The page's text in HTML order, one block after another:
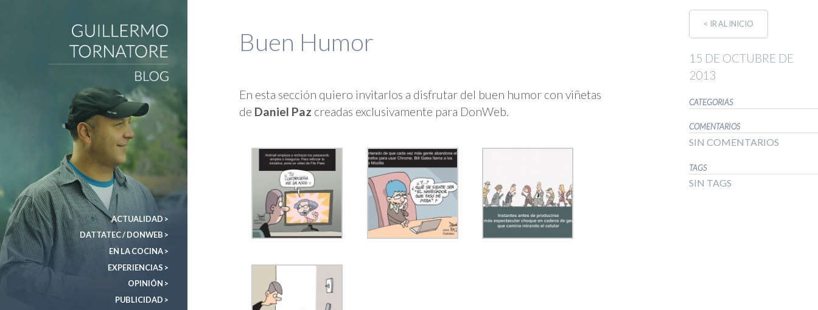
ACTUALIDAD >
DATTATEC / DONWEB >
EN LA COCINA >
EXPERIENCIAS >
OPINIÓN >
PUBLICIDAD >
Buen Humor
En esta sección quiero invitarlos a disfrutar del buen humor con viñetas
de Daniel Paz creadas exclusivamente para DonWeb.
< IR AL INICIO
15 DE OCTUBRE DE
2013
CATEGORIAS
COMENTARIOS
SIN COMENTARIOS
TAGS
SIN TAGS